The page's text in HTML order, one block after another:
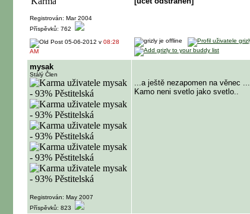
Registrován: Mar 2004
Příspěvků: 762
05-06-2012 v 08:28
AM
mysak
Stálý Člen
Registrován: May 2007
Příspěvků: 823
...a ještě nezapomen na věnec ...
Kamo neni svetlo jako svetlo..